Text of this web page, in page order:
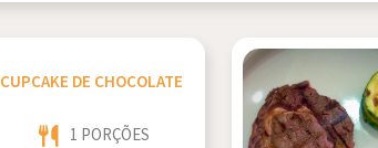
CUPCAKE DE CHOCOLATE
1 PORÇÕES